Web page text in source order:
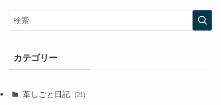
カテゴリー
革しごと日記 (21)